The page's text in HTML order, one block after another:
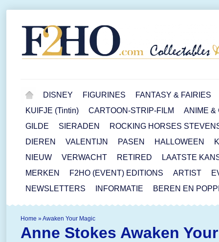
DISNEY FIGURINES
FANTASY & FAIRIES
KUIFJE (Tintin)
CARTOON-STRIP-FILM
ANIME &
GILDE
SIERADEN
ROCKING HORSES
DIEREN
VALENTIJN PASEN HALLOWEEN
NIEUW
VERWACHT RETIRED
LAATSTE
MERKEN
F2HO (EVENT) EDITIONS ARTIST
NEWSLETTERS
INFORMATIE BEREN EN
Home »Awaken Your Magic
Anne Stokes Awaken